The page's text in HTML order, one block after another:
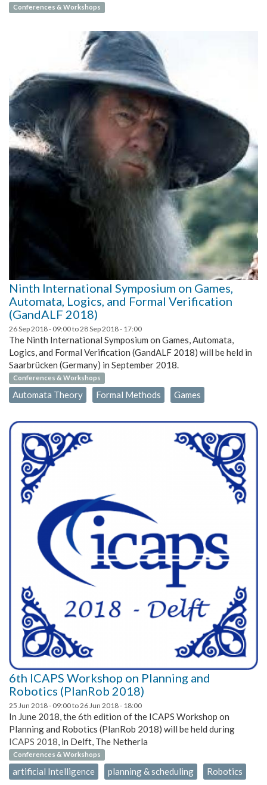
Conferences & Workshops
Ninth International Symposium on Games,
Automata, Logics, and Formal Verification
(GandALF 2018)
26 Sep 2018 - 09:00to28 Sep 2018 - 17:00
The Ninth International Symposium on Games, Automata,
Logics, and Formal Verification (GandALF 2018) will be held in
Saarbrücken (Germany) in September 2018.
Conferences & Workshops
Automata Theory Formal Methods Games
6th ICAPS Workshop on Planning and
Robotics (PlanRob 2018)
25 Jun 2018 - 09:00to26 Jun 2018 - 18:00
In June 2018, the 6th edition of the ICAPS Workshop on
Planning and Robotics (PlanRob 2018) will be held during
ICAPS 2018 , in Delft, The Netherla
Conferences & Workshops
artificial Intelligence planning & scheduling Robotics